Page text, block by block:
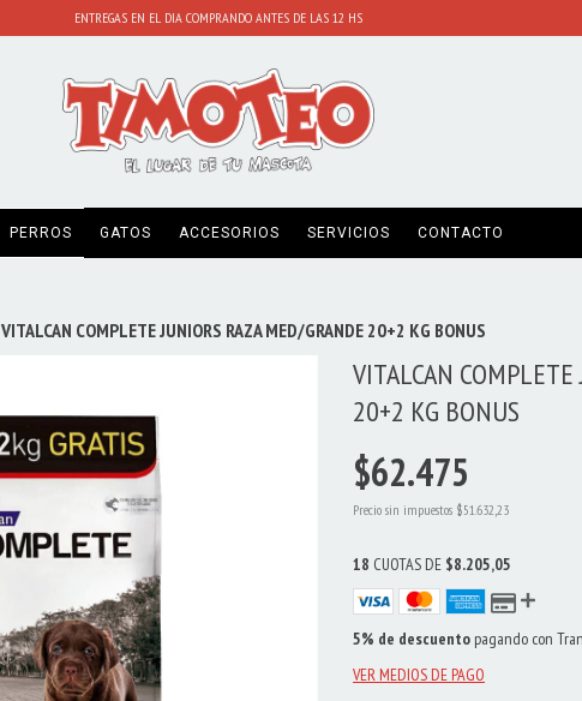
ENTREGAS EN EL DIA COMPRANDO ANTES DE LAS 12 HS
PERROS GATOS ACCESORIOS SERVICIOS CONTACTO
VITALCAN COMPLETE JUNIORS RAZA MED/GRANDE 20+2 KG BONUS
VITALCAN
20+2 KG BONUS
$62.475
Precio sin impuestos $51.632,23
18 CUOTAS DE $8.205,05
5% de descuento pagando con
VER MEDIOS DE PAGO